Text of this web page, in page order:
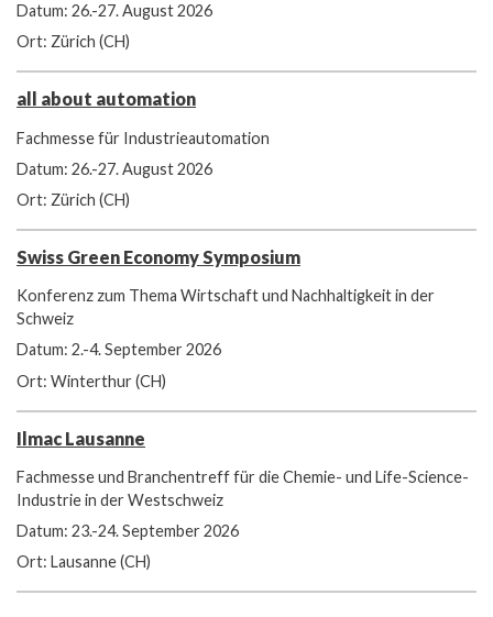
Datum: 26.-27. August 2026
Ort: Zürich (CH)
all about automation
Fachmesse für Industrieautomation
Datum: 26.-27. August 2026
Ort: Zürich (CH)
Swiss Green Economy Symposium
Konferenz zum Thema Wirtschaft und Nachhaltigkeit in der
Schweiz
Datum: 2.-4. September 2026
Ort: Winterthur (CH)
Ilmac Lausanne
Fachmesse und Branchentreff für die Chemie- und Life-Science-
Industrie in der Westschweiz
Datum: 23.-24. September 2026
Ort: Lausanne (CH)